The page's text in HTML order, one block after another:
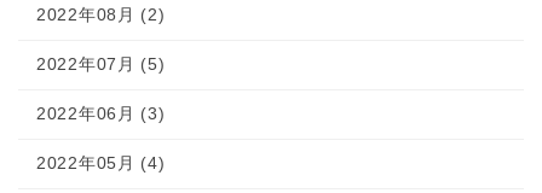
2022年08月 (2)
2022年07月 (5)
2022年06月 (3)
2022年05月 (4)